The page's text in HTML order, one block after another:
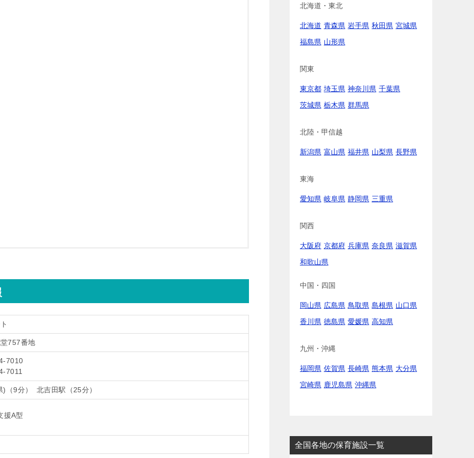
757番地
7010
7011
)（9分） 北吉田駅（25分）
援A型
北海道・東北
北海道 青森県 岩手県 秋田県 宮城県
福島県 山形県
関東
東京都 埼玉県 神奈川県 千葉県
茨城県 栃木県 群馬県
北陸・甲信越
新潟県 富山県 福井県 山梨県 長野県
東海
愛知県 岐阜県 静岡県 三重県
関西
大阪府 京都府 兵庫県 奈良県 滋賀県
和歌山県
中国・四国
岡山県 広島県 鳥取県 島根県 山口県
香川県 徳島県 愛媛県 高知県
九州・沖縄
福岡県 佐賀県 長崎県 熊本県 大分県
宮崎県 鹿児島県 沖縄県
全国各地の保育施設一覧